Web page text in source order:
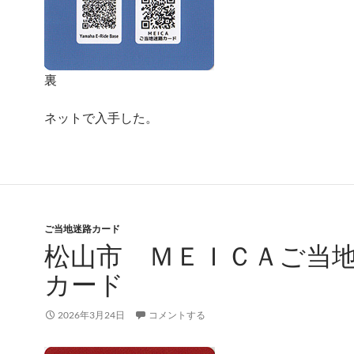
裏
ネットで入手した。
ご当地迷路カード
松山市 ＭＥＩＣＡご当
カード
2026年3月24日 コメントする